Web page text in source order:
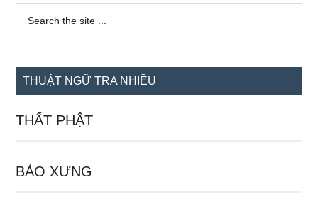
Sidebar
chính
...
THUẬT NGỮ TRA NHIỀU
THẤT PHẬT
BẢO XƯNG